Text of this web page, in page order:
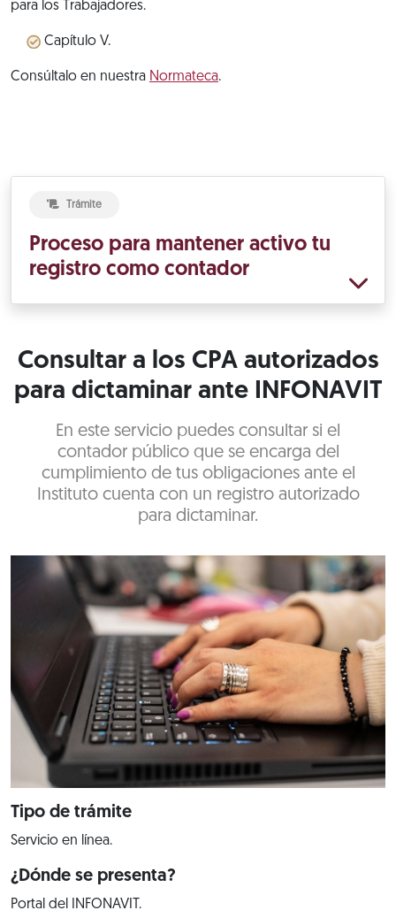
para los Trabajadores.
Capítulo V.
Consúltalo en nuestra Normateca.
Trámite
Proceso para mantener activo tu
registro como contador
Consultar a los CPA autorizados
para dictaminar ante INFONAVIT
En este servicio puedes consultar si el
contador público que se encarga del
cumplimiento de tus obligaciones ante el
Instituto cuenta con un registro autorizado
para dictaminar.
Tipo de trámite
Servicio en línea.
¿Dónde se presenta?
Portal del INFONAVIT.